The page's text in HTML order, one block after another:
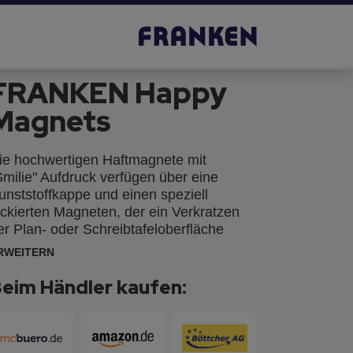
Happy
hochwertigen Haftmagnete mit
Aufdruck verfügen über eine
und einen speziell
Magneten, der ein Verkratzen
Plan- oder Schreibtafeloberfläche
Händler kaufen: